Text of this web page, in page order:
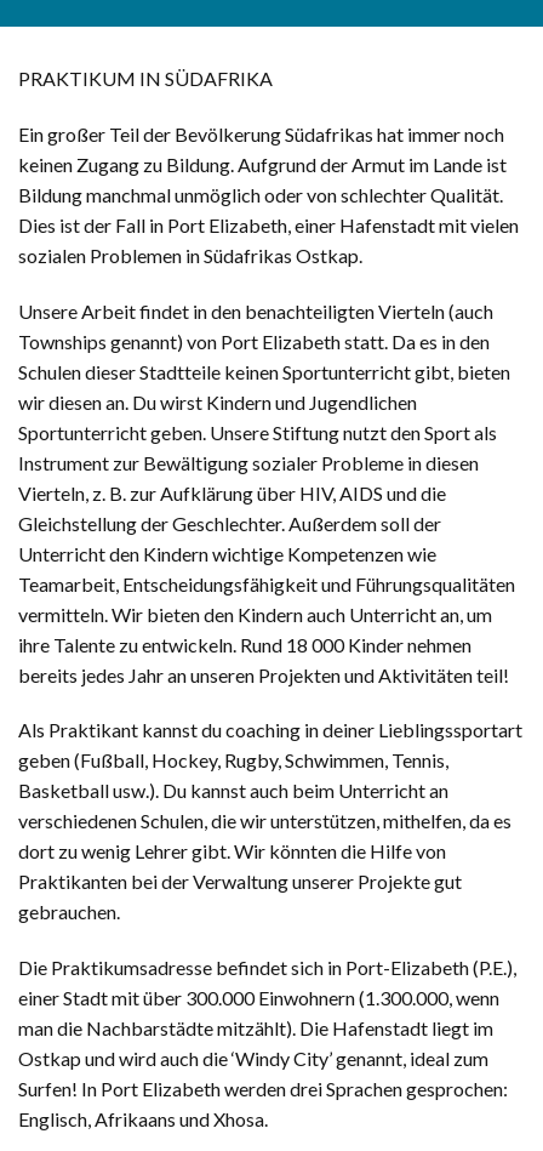
PRAKTIKUM IN SÜDAFRIKA
Ein großer Teil der Bevölkerung Südafrikas hat immer noch
keinen Zugang zu Bildung. Aufgrund der Armut im Lande ist
Bildung manchmal unmöglich oder von schlechter Qualität.
Dies ist der Fall in Port Elizabeth, einer Hafenstadt mit vielen
sozialen Problemen in Südafrikas Ostkap.
Unsere Arbeit findet in den benachteiligten Vierteln (auch
Townships genannt) von Port Elizabeth statt. Da es in den
Schulen dieser Stadtteile keinen Sportunterricht gibt, bieten
wir diesen an. Du wirst Kindern und Jugendlichen
Sportunterricht geben. Unsere Stiftung nutzt den Sport als
Instrument zur Bewältigung sozialer Probleme in diesen
Vierteln, z. B. zur Aufklärung über HIV, AIDS und die
Gleichstellung der Geschlechter. Außerdem soll der
Unterricht den Kindern wichtige Kompetenzen wie
Teamarbeit, Entscheidungsfähigkeit und Führungsqualitäten
vermitteln. Wir bieten den Kindern auch Unterricht an, um
ihre Talente zu entwickeln. Rund 18 000 Kinder nehmen
bereits jedes Jahr an unseren Projekten und Aktivitäten teil!
Als Praktikant kannst du coaching in deiner Lieblingssportart
geben (Fußball, Hockey, Rugby, Schwimmen, Tennis,
Basketball usw.). Du kannst auch beim Unterricht an
verschiedenen Schulen, die wir unterstützen, mithelfen, da es
dort zu wenig Lehrer gibt. Wir könnten die Hilfe von
Praktikanten bei der Verwaltung unserer Projekte gut
gebrauchen.
Die Praktikumsadresse befindet sich in Port-Elizabeth (P.E.),
einer Stadt mit über 300.000 Einwohnern (1.300.000, wenn
man die Nachbarstädte mitzählt). Die Hafenstadt liegt im
Ostkap und wird auch die ‘Windy City’ genannt, ideal zum
Surfen! In Port Elizabeth werden drei Sprachen gesprochen:
Englisch, Afrikaans und Xhosa.